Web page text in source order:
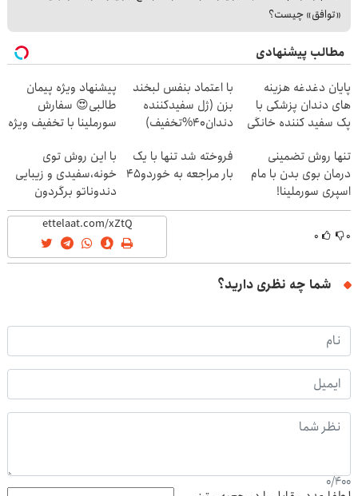
«توافق» چیست؟
مطالب پیشنهادی
پایان دغدغه هزینه
های دندان پزشکی با
پک سفید کننده خانگی
با اعتماد بنفس لبخند
بزن (ژل سفیدکننده
دندان40%تخفیف)
پیشنهاد ویژه پیمان
طالبی😍 سفارش
سورملینا با تخفیف ویژه
تنها روش تضمینی
درمان بوی بدن با مام
اسپری سورملینا!
فروخته شد تنها با یک
بار مراجعه به خوردو45
با این روش توی
خونه،سفیدی و زیبایی
دندوناتو برگردون
(40%off)
۰ ۰
شما چه نظری دارید؟
0/400